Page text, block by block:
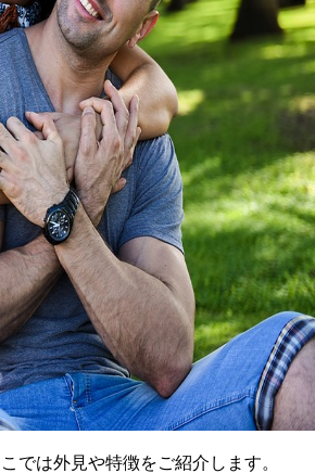
では外見や特徴をご紹介します。